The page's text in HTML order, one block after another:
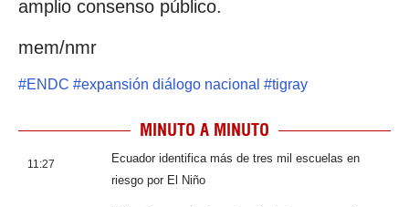
amplio consenso público.
mem/nmr
#ENDC #expansión diálogo nacional #tigray
MINUTO A MINUTO
11:27
Ecuador identifica más de tres mil escuelas en
riesgo por El Niño